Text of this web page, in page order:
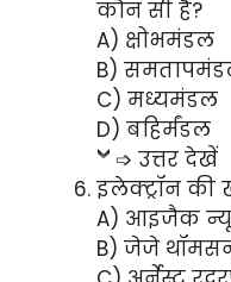
कौन सी है?
A) क्षोभमंडल
B)
C) मध्यमंडल
D) बहिर्मंडल
➩ उत्तर देखें
इलेक्ट्रॉन की
A) आइजैक
B) जेजे